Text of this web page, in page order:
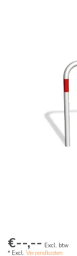
€--,-- Excl. btw
* Excl. Verzendkosten